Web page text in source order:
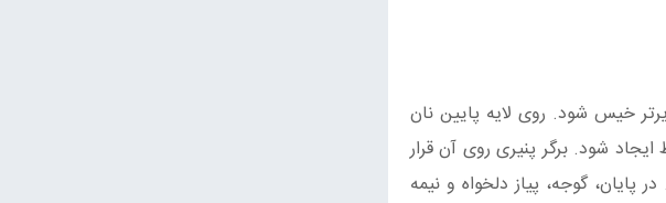
خیس شود. روی لایه پایین نان
شود. برگر پنیری روی آن قرار
پایان، گوجه، پیاز دلخواه و نیمه